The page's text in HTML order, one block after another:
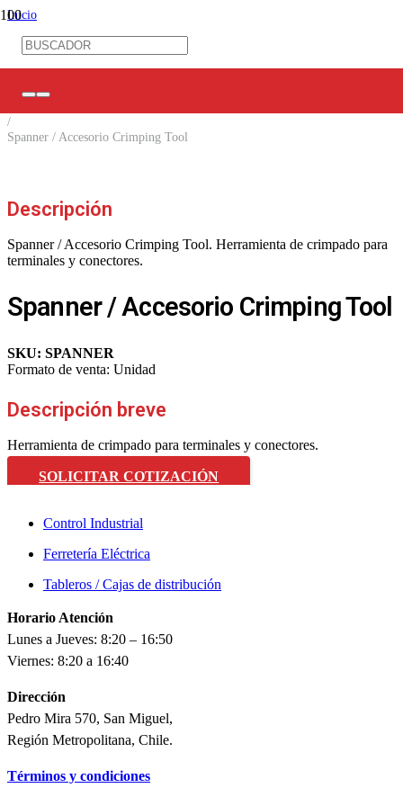
Inicio
Ferretería Eléctrica
/
Spanner / Accesorio Crimping Tool
Descripción
Spanner / Accesorio Crimping Tool. Herramienta de crimpado para
terminales y conectores.
Spanner / Accesorio Crimping Tool
SKU: SPANNER
Formato de venta: Unidad
Descripción breve
Herramienta de crimpado para terminales y conectores.
SOLICITAR COTIZACIÓN
Control Industrial
Ferretería Eléctrica
Tableros / Cajas de distribución
Horario Atención
Lunes a Jueves: 8:20 – 16:50
Viernes: 8:20 a 16:40
Dirección
Pedro Mira 570, San Miguel,
Región Metropolitana, Chile.
Términos y condiciones